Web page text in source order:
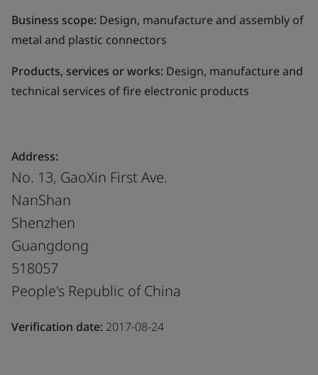
Business scope: Design, manufacture and assembly of
metal and plastic connectors
Products, services or works: Design, manufacture and
technical services of fire electronic products
Address:
No. 13, GaoXin First Ave.
NanShan
Shenzhen
Guangdong
518057
People's Republic of China
Verification date: 2017-08-24